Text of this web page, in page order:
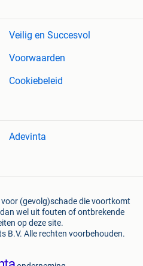
Veilig en Succesvol
Voorwaarden
Cookiebeleid
Adevinta
(gevolg)schade die voortkomt
wel uit fouten of ontbrekende
op deze site.
B.V. Alle rechten voorbehouden.